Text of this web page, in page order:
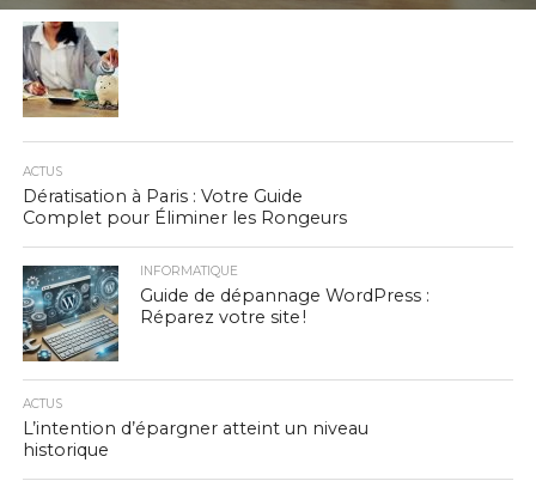
ACTUS
Dératisation à Paris : Votre Guide
Complet pour Éliminer les Rongeurs
INFORMATIQUE
Guide de dépannage WordPress :
Réparez votre site !
ACTUS
L’intention d’épargner atteint un niveau
historique